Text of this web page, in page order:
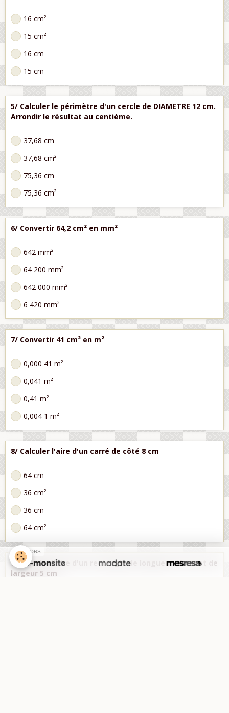
16 cm²
15 cm²
16 cm
15 cm
5/ Calculer le périmètre d'un cercle de DIAMETRE 12 cm.
Arrondir le résultat au centième.
37,68 cm
37,68 cm²
75,36 cm
75,36 cm²
6/ Convertir 64,2 cm² en mm²
642 mm²
64 200 mm²
642 000 mm²
6 420 mm²
7/ Convertir 41 cm² en m²
0,000 41 m²
0,041 m²
0,41 m²
0,004 1 m²
8/ Calculer l'aire d'un carré de côté 8 cm
64 cm
36 cm²
36 cm
64 cm²
9/ Calculer l'aire d'un rectangle de longueur 10 cm et de
largeur 5 cm
SPONSORS